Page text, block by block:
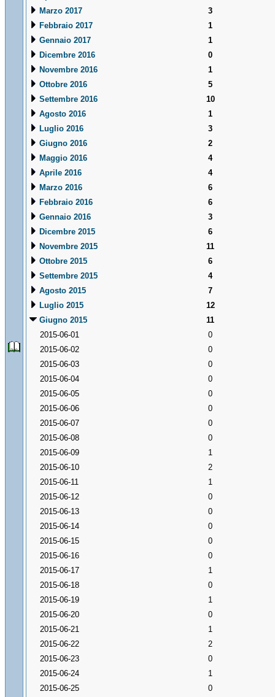
Marzo 2017
3
Febbraio 2017
1
Gennaio 2017
1
Dicembre 2016
0
Novembre 2016
1
Ottobre 2016
5
Settembre 2016
10
Agosto 2016
1
Luglio 2016
3
Giugno 2016
2
Maggio 2016
4
Aprile 2016
4
Marzo 2016
6
Febbraio 2016
6
Gennaio 2016
3
Dicembre 2015
6
Novembre 2015
11
Ottobre 2015
6
Settembre 2015
4
Agosto 2015
7
Luglio 2015
12
Giugno 2015
11
2015-06-01
0
2015-06-02
0
2015-06-03
0
2015-06-04
0
2015-06-05
0
2015-06-06
0
2015-06-07
0
2015-06-08
0
2015-06-09
1
2015-06-10
2
2015-06-11
1
2015-06-12
0
2015-06-13
0
2015-06-14
0
2015-06-15
0
2015-06-16
0
2015-06-17
1
2015-06-18
0
2015-06-19
1
2015-06-20
0
2015-06-21
1
2015-06-22
2
2015-06-23
0
2015-06-24
1
2015-06-25
0